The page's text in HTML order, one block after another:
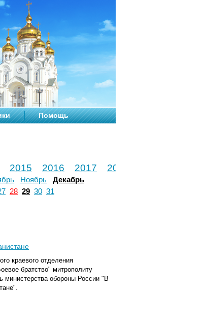
Помощь
2015 2016 2017 2018
Ноябрь
Декабрь
28 29 30 31
краевого отделения
братство" митрополиту
министерства обороны России "В